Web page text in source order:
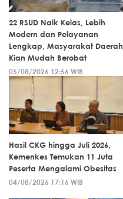
22 RSUD Naik Kelas, Lebih
Modern dan Pelayanan
Lengkap, Masyarakat Daerah
Kian Mudah Berobat
05/08/2026 12:56 WIB
Hasil CKG hingga Juli 2026,
Kemenkes Temukan 11 Juta
Peserta Mengalami Obesitas
04/08/2026 17:16 WIB